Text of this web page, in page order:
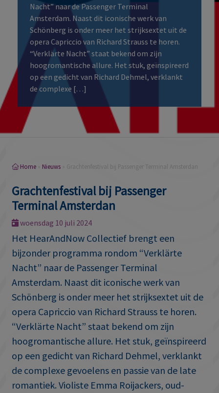
Nacht” naar de Passenger Terminal
Amsterdam. Naast dit iconische werk van
Schönberg is onder meer het strijksextet uit de
opera Capriccio van Richard Strauss te horen.
“Verklärte Nacht” staat bekend om zijn
hoogromantische allure. Het stuk, geïnspireerd
op een gedicht van Richard Dehmel, verklankt
de complexe […]
Home Nieuws Grachtenfestival bij Passenger Terminal Amsterdan
Grachtenfestival bij Passenger
Terminal Amsterdan
woensdag 10 juli 2024
Het HearAndNow Collectief brengt een
bijzonder programma rondom “Verklärte
Nacht” naar de Passenger Terminal
Amsterdam. Naast dit iconische werk van
Schönberg is onder meer het strijksextet uit de
opera Capriccio van Richard Strauss te horen.
“Verklärte Nacht” staat bekend om zijn
hoogromantische allure. Het stuk, geïnspireerd
op een gedicht van Richard Dehmel, verklankt
de complexe gevoelens en passie van de late
romantiek. Violiste Emma Roijackers, oud-